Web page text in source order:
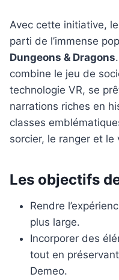
Avec cette initiative,
parti de l’immense
Dungeons & Dragons
combine le jeu de
technologie VR, se
narrations riches en
classes
sorcier, le ranger et le
Les objectifs
Rendre
plus large.
Incorporer des
tout en
Demeo.